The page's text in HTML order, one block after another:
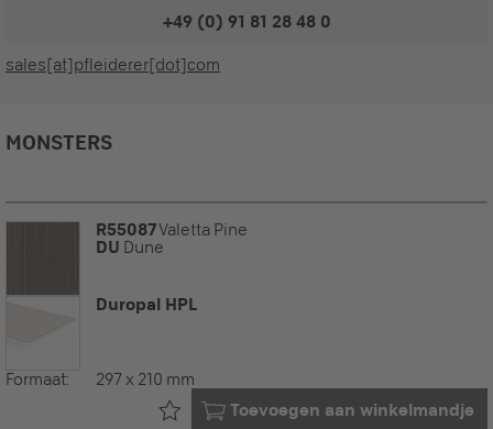
+49 (0) 91 81 28 48 0
sales[at]pfleiderer[dot]com
MONSTERS
R55087Valetta Pine
DU Dune
Duropal HPL
Formaat: 297 x 210 mm
Toevoegen aan winkelmandje
Al in uw